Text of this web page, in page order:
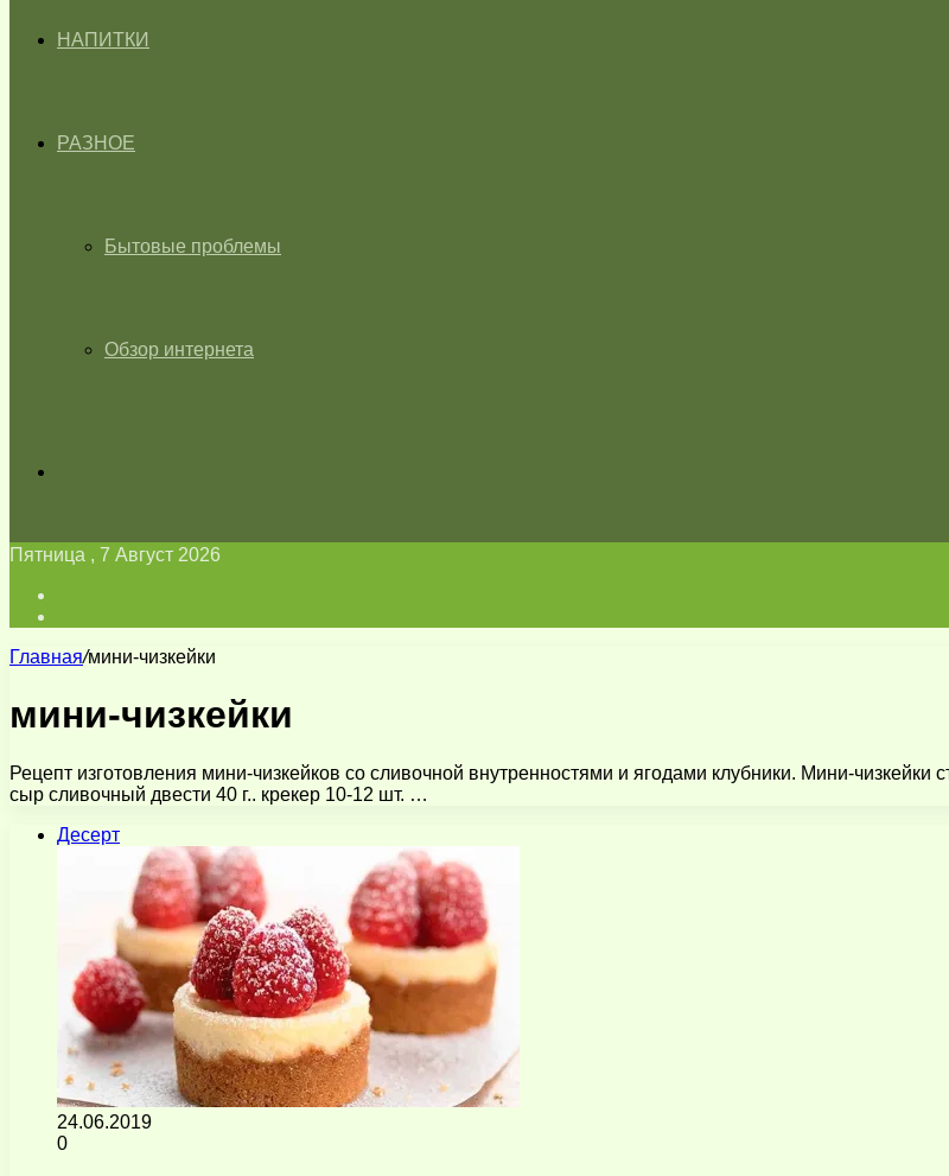
НАПИТКИ
РАЗНОЕ
Бытовые проблемы
Обзор интернета
Пятница , 7 Август 2026
Главная/мини-чизкейки
мини-чизкейки
Рецепт изготовления мини-чизкейков со сливочной внутренностями и ягодами клубники. Мини-
сыр сливочный двести 40 г.. крекер 10-12 шт. …
Десерт
24.06.2019
0